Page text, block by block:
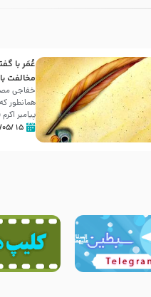
عُمَر با
مخالفت
خفاجی
همانطور
پیامبر
۱۵ /۰۵/ ۱۴۰۵